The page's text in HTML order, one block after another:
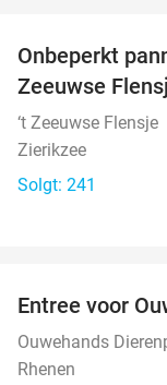
Onbeperkt
Zeeuwse
‘t Zeeuwse Flensje
Zierikzee
Solgt: 241
Entree voor
Ouwehands
Rhenen